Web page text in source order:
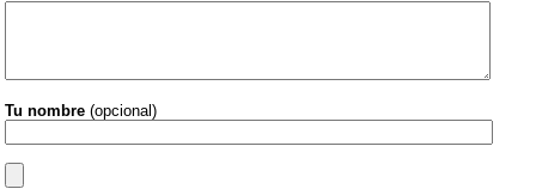
Tu nombre (opcional)